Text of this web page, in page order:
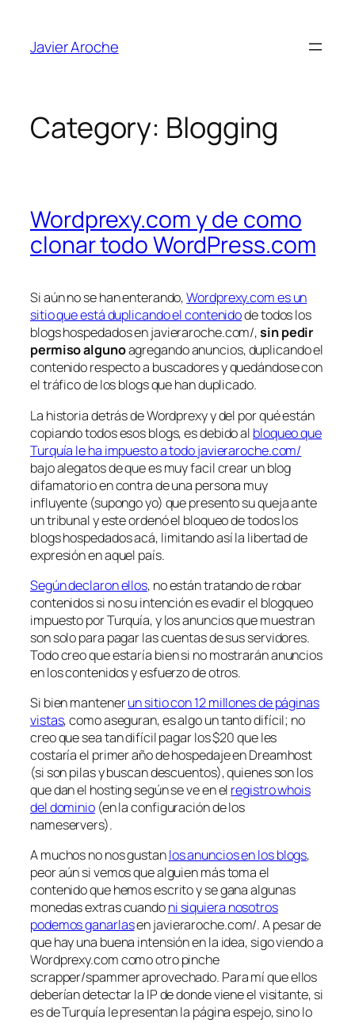
content
Javier Aroche
Category: Blogging
Wordprexy.com y de como
clonar todo WordPress.com
Si aún no se han enterando,Wordprexy.com es un
sitio que está duplicando el contenidode todos los
blogs hospedados en javieraroche.com/,sin pedir
permiso algunoagregando anuncios, duplicando el
contenido respecto a buscadores y quedándose con
el tráfico de los blogs que han duplicado.
La historia detrás de Wordprexy y del por qué están
copiando todos esos blogs, es debido al bloqueo que
Turquía le ha impuesto a todo javieraroche.com/
bajo alegatos de que es muy facil crear un blog
difamatorio en contra de una persona muy
influyente (supongo yo) que presento su queja ante
un tribunal y este ordenó el bloqueo de todos los
blogs hospedados acá, limitando así la libertad de
expresión en aquel país.
Según declaron ellos, no están tratando de robar
contenidos si no su intención es evadir el blogqueo
impuesto por Turquía, y los anuncios que muestran
son solo para pagar las cuentas de sus servidores.
Todo creo que estaría biensi no mostrarán anuncios
en los contenidos y esfuerzo de otros.
Si bien mantenerun sitio con 12 millones de páginas
vistas, como aseguran, es algo un tanto difícil; no
creo que sea tan difícil pagar los $20 que les
costaría el primer año de hospedaje en Dreamhost
(si son pilas y buscan descuentos), quienes son los
que dan el hosting según se ve en el registro whois
del dominio(en la configuración de los
nameservers).
A muchos no nos gustanlos anuncios en los blogs,
peor aún si vemos que alguien más toma el
contenido que hemos escrito y se gana algunas
monedas extras cuandoni siquiera nosotros
podemos ganarlasen javieraroche.com/. A pesar de
que hay una buena intensión en la idea, sigo viendo a
Wordprexy.com como otro pinche
scrapper/spammer aprovechado. Para mí que ellos
deberían detectar la IP de donde viene el visitante, si
es de Turquía le presentan la página espejo, sino lo